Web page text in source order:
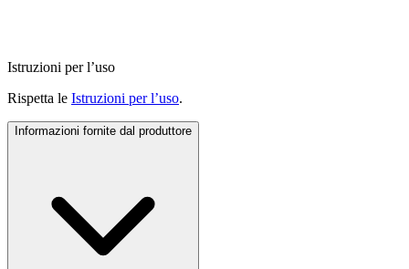
Istruzioni per l’uso
Rispetta le Istruzioni per l’uso.
Informazioni fornite dal produttore